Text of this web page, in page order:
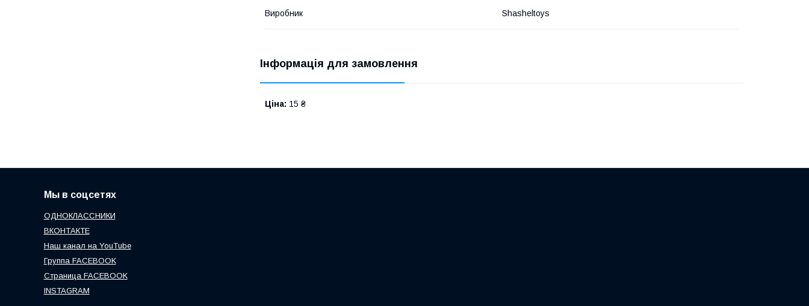
Виробник Shasheltoys
Інформація для замовлення
Ціна: 15 ₴
Мы в соцсетях
ОДНОКЛАССНИКИ
ВКОНТАКТЕ
Наш канал на YouTube
Группа FACEBOOK
Страница FACEBOOK
INSTAGRAM